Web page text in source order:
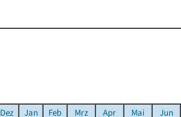
Dez Jan Feb Mrz Apr Mai Jun